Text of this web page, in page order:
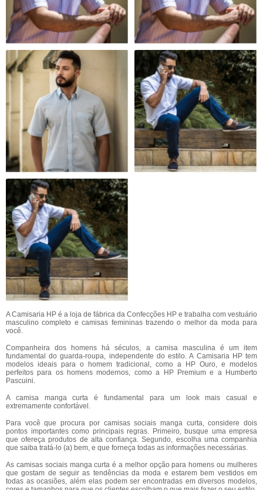
A Camisaria HP é a loja de fábrica da Confecções HP e trabalha com vestuário
masculino completo e camisas femininas trazendo o melhor da moda para
você.
Companheira dos homens há séculos, a camisa masculina é um item
fundamental do guarda-roupa, independente do estilo. A Camisaria HP tem
modelos ideais para o homem tradicional, como a HP Ouro, e modelos
perfeitos para os homens modernos, como a HP Premium e a Humberto
Pascuini.
A camisa manga curta é fundamental para um look mais casual e
extremamente confortável.
Para você que procura por camisas sociais manga curta, considere dois
pontos importantes como principais regras. Primeiro, busque uma empresa
que ofereça produtos de alta confiança. Segundo, escolha uma companhia
que saiba tratá-lo (a) bem, e que forneça todas as informações necessárias.
As camisas sociais manga curta é a melhor opção para homens ou mulheres
que gostam de seguir as tendências da moda e estarem bem vestidos em
todas as ocasiões, além elas podem ser encontradas em diversos modelos,